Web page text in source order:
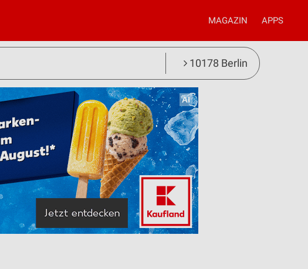
MAGAZIN APPS
10178 Berlin